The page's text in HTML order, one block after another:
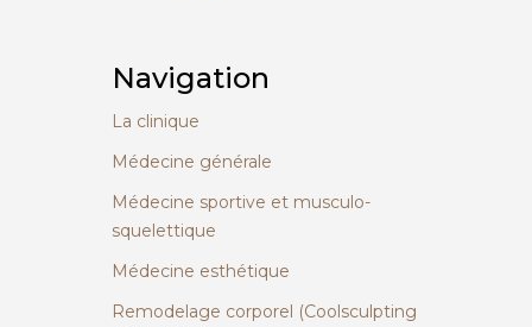
Navigation
La clinique
Médecine générale
Médecine sportive et musculo-
squelettique
Médecine esthétique
Remodelage corporel (Coolsculpting